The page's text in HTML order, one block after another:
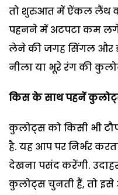
तो शुरुआत में ऐंकल लैंथ
पहनने में अटपटा कम
लेने की जगह सिंगल और
नीला या भूरे रंग की
किस के साथ पहनें
कुलोट्स को किसी भी
है. यह आप पर निर्भर
देखना पसंद करेंगी.
कुलोट्स चुनती हैं, तो इसे